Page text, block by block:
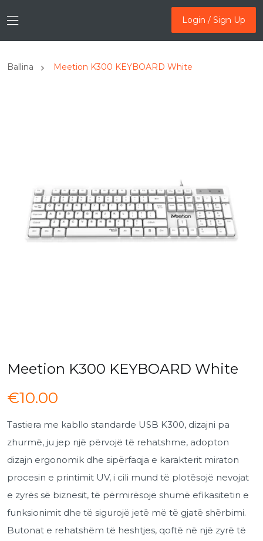
Login / Sign Up
Login / Sign Up
Ballina Meetion K300 KEYBOARD White
Meetion K300 KEYBOARD White
€10.00
Tastiera me kabllo standarde USB K300, dizajni pa
zhurmë, ju jep një përvojë të rehatshme, adopton
dizajn ergonomik dhe sipërfaqja e karakterit miraton
procesin e printimit UV, i cili mund të plotësojë nevojat
e zyrës së biznesit, të përmirësojë shumë efikasitetin e
funksionimit dhe të sigurojë jetë më të gjatë shërbimi.
Butonat e rehatshëm të heshtjes, qoftë në një zyrë të